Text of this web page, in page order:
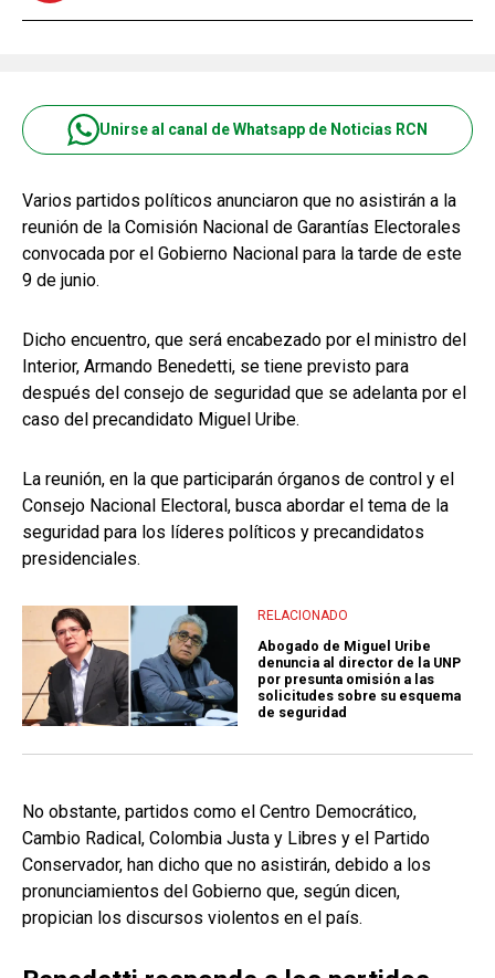
Unirse al canal de Whatsapp de Noticias RCN
Varios partidos políticos anunciaron que no asistirán a la
reunión de la Comisión Nacional de Garantías Electorales
convocada por el Gobierno Nacional para la tarde de este
9 de junio.
Dicho encuentro, que será encabezado por el ministro del
Interior, Armando Benedetti, se tiene previsto para
después del consejo de seguridad que se adelanta por el
caso del precandidato Miguel Uribe.
La reunión, en la que participarán órganos de control y el
Consejo Nacional Electoral, busca abordar el tema de la
seguridad para los líderes políticos y precandidatos
presidenciales.
RELACIONADO
Abogado de Miguel Uribe
denuncia al director de la UNP
por presunta omisión a las
solicitudes sobre su esquema
de seguridad
No obstante, partidos como el Centro Democrático,
Cambio Radical, Colombia Justa y Libres y el Partido
Conservador, han dicho que no asistirán, debido a los
pronunciamientos del Gobierno que, según dicen,
propician los discursos violentos en el país.